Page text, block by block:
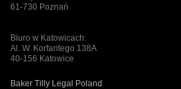
61-730 Poznań
Biuro w Katowicach:
Al. W. Korfantego 138A
40-156 Katowice
Baker Tilly Legal Poland